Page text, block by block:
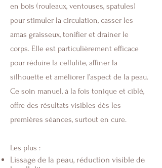
en bois (rouleaux, ventouses, spatules)
pour stimuler la circulation, casser les
amas graisseux, tonifier et drainer le
corps. Elle est particulièrement efficace
pour réduire la cellulite, affiner la
silhouette et améliorer l’aspect de la peau.
Ce soin manuel, à la fois tonique et ciblé,
offre des résultats visibles dès les
premières séances, surtout en cure.
Les plus :
Lissage de la peau, réduction visible de